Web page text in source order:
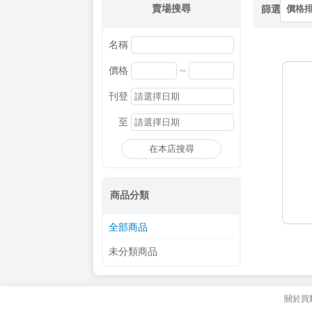
賣場搜尋
名稱
價格 ~
刊登
至
在本店搜尋
商品分類
全部商品
未分類商品
篩選 價格
關於買